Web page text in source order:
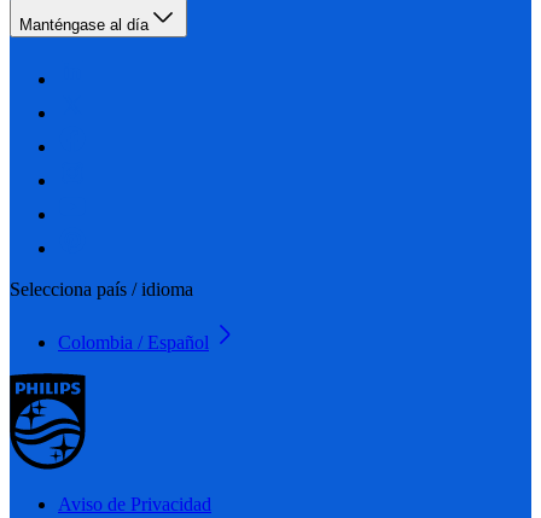
Manténgase al día
Selecciona país / idioma
Colombia / Español
Aviso de Privacidad